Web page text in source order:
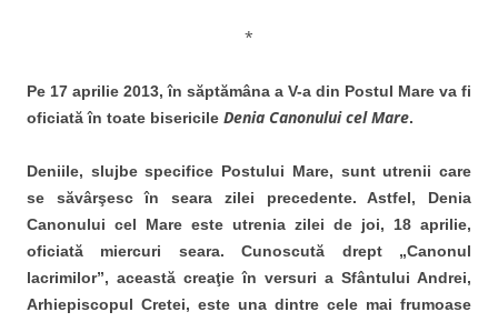
*
Pe 17 aprilie 2013, în săptămâna a V-a din Postul Mare va fi
oficiată în toate bisericile Denia Canonului cel Mare.
Deniile, slujbe specifice Postului Mare, sunt utrenii care
se săvârşesc în seara zilei precedente. Astfel, Denia
Canonului cel Mare este utrenia zilei de joi, 18 aprilie,
oficiată miercuri seara. Cunoscută drept „Canonul
lacrimilor”, această creaţie în versuri a Sfântului Andrei,
Arhiepiscopul Cretei, este una dintre cele mai frumoase